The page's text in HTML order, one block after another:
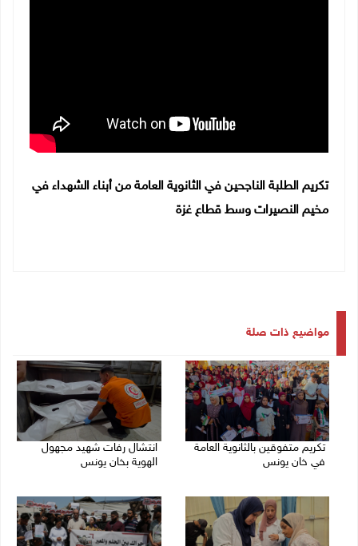
تكريم الطلبة الناجحين في الثانوية العامة من أبناء الشهداء في
مخيم النصيرات وسط قطاع غزة
مواضيع ذات صلة
تكريم متفوقين بالثانوية العامة
في خان يونس
انتشال رفات شهيد مجهول
الهوية بخان يونس